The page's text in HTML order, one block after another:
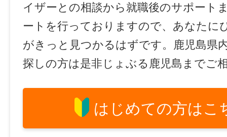
イザーとの相談から就職後のサポート
ートを行っておりますので、あなたに
がきっと見つかるはずです。鹿児島県
探しの方は是非じょぶる鹿児島までご
はじめての方はこ